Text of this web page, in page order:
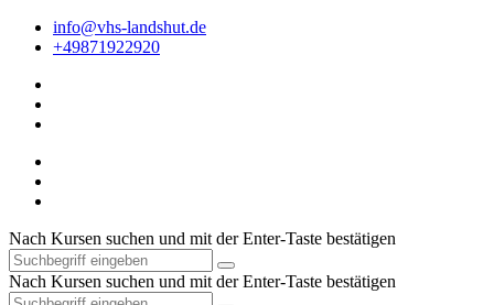
info@vhs-landshut.de
+49871922920
Nach Kursen suchen und mit der Enter-Taste bestätigen
Nach Kursen suchen und mit der Enter-Taste bestätigen